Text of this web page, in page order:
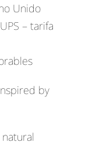
Unido
– tarifa
by